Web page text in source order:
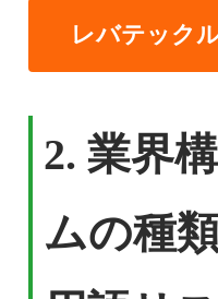
レバテック
2.業界
ムの種